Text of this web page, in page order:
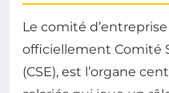
Le comité
officiellement Comité
(CSE), est l’organe